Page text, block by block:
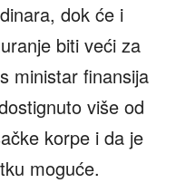
dok će i
biti veći za
ministar finansija
više od
korpe i da je
moguće.